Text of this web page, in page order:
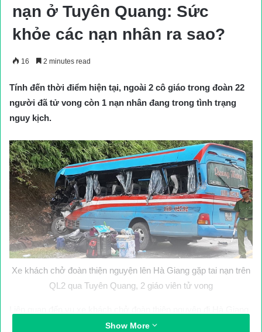
nạn ở Tuyên Quang: Sức
khỏe các nạn nhân ra sao?
16 2 minutes read
Tính đến thời điểm hiện tại, ngoài 2 cô giáo trong đoàn 22
người đã tử vong còn 1 nạn nhân đang trong tình trạng
nguy kịch.
Xe khách chở đoàn thiện nguyện lên Hà Giang gặp tai nạn trên
QL2 qua Tuyên Quang, 2 giáo viên tử vong
gặp tai nạn ở Tuyên Quang chiều qua (ngày 23/7), sáng 24/7,
Show More